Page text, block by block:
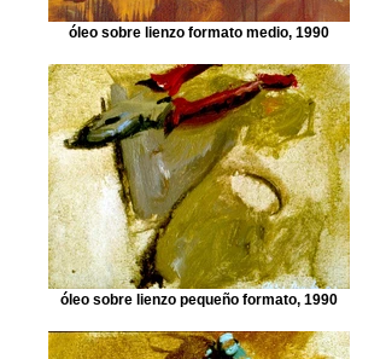
óleo sobre lienzo formato medio, 1990
óleo sobre lienzo pequeño formato, 1990